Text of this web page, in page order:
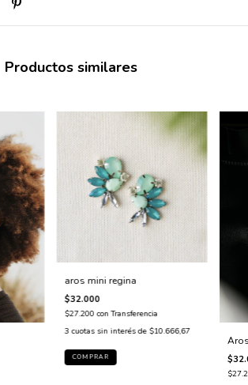
Productos similares
aros mini regina
$32.000
$27.200con Transferencia
3 cuotas sin interés de $10.666,67